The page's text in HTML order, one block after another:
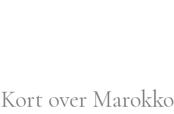
Kort over Marokko